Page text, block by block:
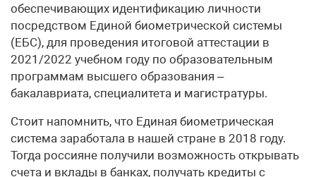
обеспечивающих идентификацию личности
посредством Единой биометрической системы
(ЕБС), для проведения итоговой аттестации в
2021/2022 учебном году по образовательным
программам высшего образования –
бакалавриата, специалитета и магистратуры.
Стоит напомнить, что Единая биометрическая
система заработала в нашей стране в 2018 году.
Тогда россияне получили возможность открывать
счета и вклады в банках, получать кредиты с